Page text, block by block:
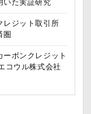
た実証研究
レジット取引所
圏
ーボンクレジット
コウル株式会社